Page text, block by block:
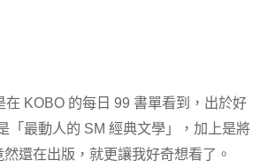
在 KOBO 的每日 99 書單看到，出於好
「最動人的 SM 經典文學」，加上是將
還在出版，就更讓我好奇想看了。